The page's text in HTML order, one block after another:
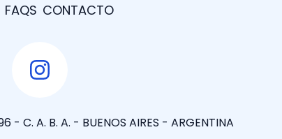
FAQS CONTACTO
- C. A. B. A. - BUENOS AIRES - ARGENTINA